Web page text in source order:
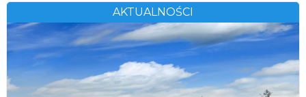
AKTUALNOŚCI